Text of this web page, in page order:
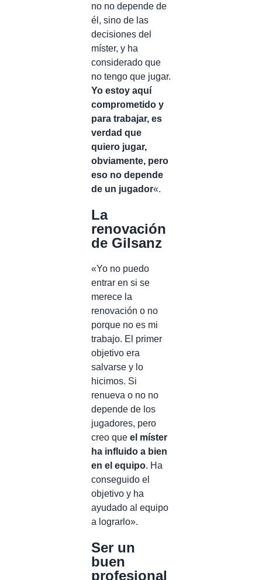
no no depende de
él, sino de las
decisiones del
míster, y ha
considerado que
no tengo que jugar.
Yo estoy aquí
comprometido y
para trabajar, es
verdad que
quiero jugar,
obviamente, pero
eso no depende
de un jugador«.
La
renovación
de Gilsanz
«Yo no puedo
entrar en si se
merece la
renovación o no
porque no es mi
trabajo. El primer
objetivo era
salvarse y lo
hicimos. Si
renueva o no no
depende de los
jugadores, pero
creo que el míster
ha influido a bien
en el equipo. Ha
conseguido el
objetivo y ha
ayudado al equipo
a lograrlo».
Ser un
buen
profesional